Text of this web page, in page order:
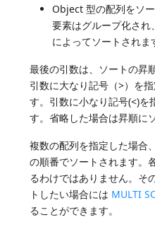
Object 型の配列をソ
要素はグループ化さ
によってソートされま
最後の引数は、ソートの昇
引数に大なり記号（>）を
す。引数に小なり記号(<)を
す。省略した場合は昇順に
複数の配列を指定した場合
の順番でソートされます。
るわけではありません。そ
トしたい場合には MULTI
ることができます。